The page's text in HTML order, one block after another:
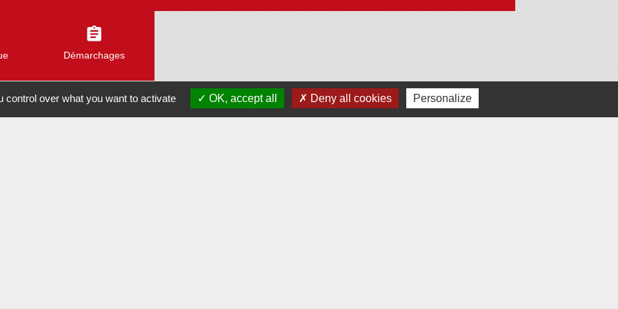
assignment
Démarchages
over what you want to activate OK, accept all Deny all cookies Personalize